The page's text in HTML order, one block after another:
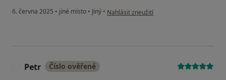
6. června 2025 • jiné místo • Jiný • podle názoru uživatele E.Š.
Nahlásit zneužití
Petr Číslo ověřené